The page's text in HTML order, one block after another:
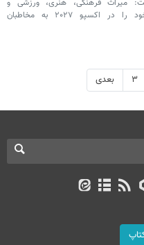
میراث فرهنگی، هنری، ورزشی و
موسیقایی خود را در اکسپو ۲۰۲۷ به مخاطبان
۳ بعدی